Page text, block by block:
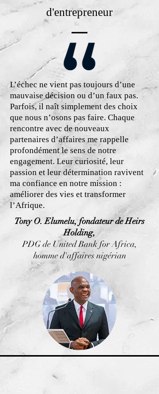
d'entrepreneur
L’échec ne vient pas toujours d’une
mauvaise décision ou d’un faux pas.
Parfois, il naît simplement des choix
que nous n’osons pas faire. Chaque
rencontre avec de nouveaux
partenaires d’affaires me rappelle
profondément le sens de notre
engagement. Leur curiosité, leur
passion et leur détermination ravivent
ma confiance en notre mission :
améliorer des vies et transformer
l’Afrique.
Tony O. Elumelu, fondateur de Heirs
Holding,
PDG de United Bank for Africa,
homme d'affaires nigérian